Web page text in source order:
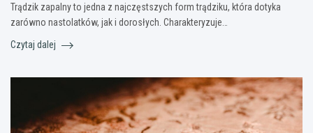
Trądzik zapalny to jedna z najczęstszych form trądziku, która dotyka
zarówno nastolatków, jak i dorosłych. Charakteryzuje…
Czytaj dalej